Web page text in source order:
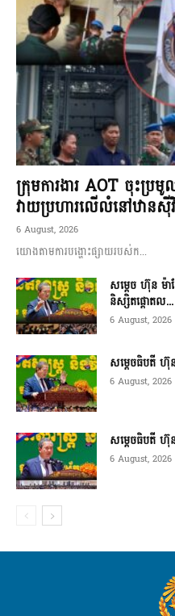
ក្រុមការងារ AOT ចុះប្
វាយប្រហារលើលំនៅឋានស៊ី
6 August, 2026
យោងតាមការបង្ហោះផ្សាយរបស់ក...
សម្តេច ហ៊ុន ម៉
និស្សិតផ្តោតល...
6 August, 2026
សម្តេចធិបតី ហ៊ុ
6 August, 2026
សម្តេចធិបតី ហ៊ុ
6 August, 2026